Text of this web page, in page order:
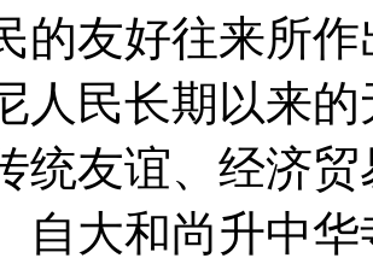
的友好往来所
人民长期以来
统友谊、经济
自大和尚升中